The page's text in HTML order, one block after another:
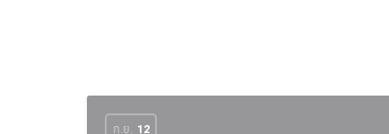
ก.ย. 12